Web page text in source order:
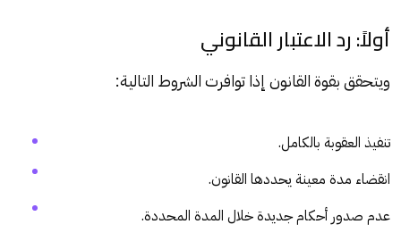
أولاً: رد الاعتبار القانوني
ويتحقق بقوة القانون إذا توافرت الشروط التالية:
تنفيذ العقوبة بالكامل.
انقضاء مدة معينة يحددها القانون.
عدم صدور أحكام جديدة خلال المدة المحددة.